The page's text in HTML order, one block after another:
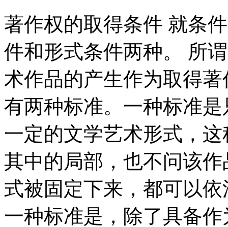
著作权的取得条件 就条
件和形式条件两种。 所
术作品的产生作为取得
有两种标准。一种标准
一定的文学艺术形式，
其中的局部，也不问该
式被固定下来，都可以
一种标准是，除了具备